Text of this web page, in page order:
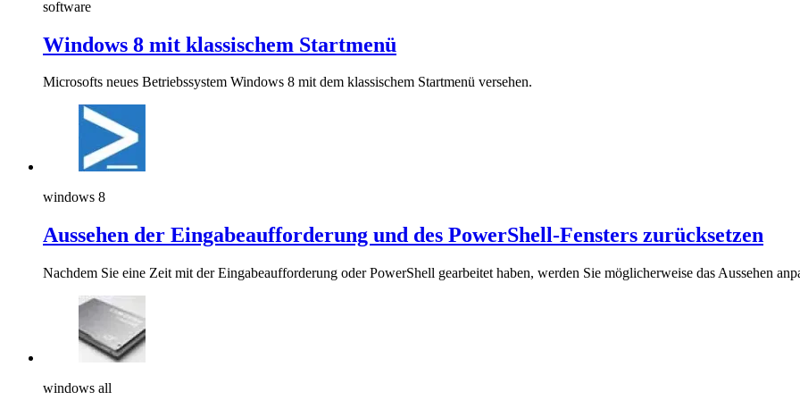
software
Windows 8 mit klassischem Startmenü
Microsofts neues Betriebssystem Windows 8 mit dem klassischem Startmenü versehen.
windows 8
Aussehen der Eingabeaufforderung und des PowerShell-Fensters zurücksetzen
Nachdem Sie eine Zeit mit der Eingabeaufforderung oder PowerShell gearbeitet haben, werden Sie möglicherweise das Aussehen
windows all